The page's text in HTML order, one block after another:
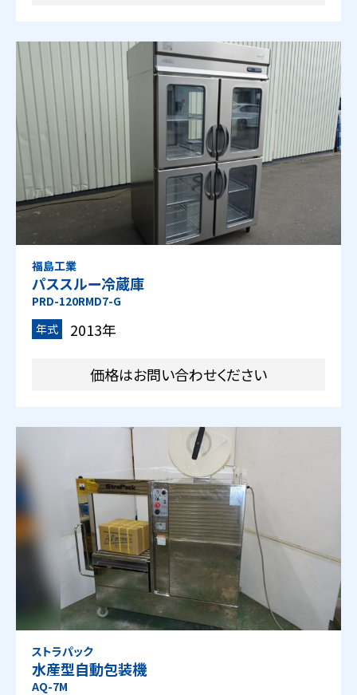
福島工業
パススルー冷蔵庫
PRD-120RMD7-G
年式
2013年
価格はお問い合わせください
ストラパック
水産型自動包装機
AQ-7M